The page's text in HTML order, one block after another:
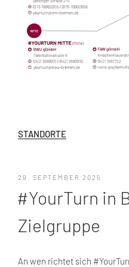
STANDORTE
VERÖFFENTLICHT
29. SEPTEMBER 2025
#YourTurn in
Zielgruppe
An wen richtet sich